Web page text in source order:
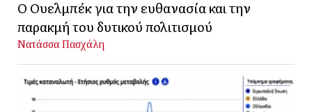
Ο Ουελμπέκ για την ευθανασία και την
παρακμή του δυτικού πολιτισμού
Νατάσσα Πασχάλη